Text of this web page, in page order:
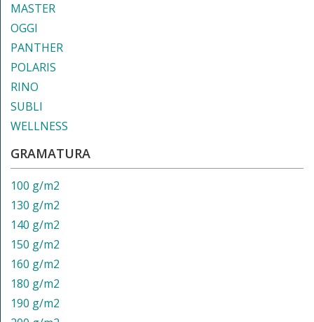
MASTER
OGGI
PANTHER
POLARIS
RINO
SUBLI
WELLNESS
GRAMATURA
100 g/m2
130 g/m2
140 g/m2
150 g/m2
160 g/m2
180 g/m2
190 g/m2